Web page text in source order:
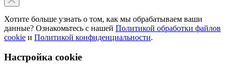
Хотите больше узнать о том, как мы обрабатываем ваши
данные? Ознакомьтесь с нашей Политикой обработки файлов
cookie и Политикой конфиденциальности.
Настройка cookie